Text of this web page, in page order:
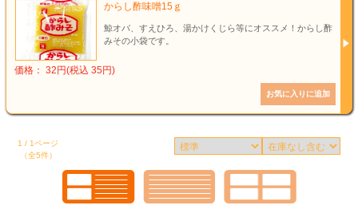
からし酢味噌15ｇ
鯨オバ、すえひろ、湯かけくじら等にオススメ！からし酢
みその小袋です。
価格： 32円(税込 35円)
1 / 1ページ
（全5件）